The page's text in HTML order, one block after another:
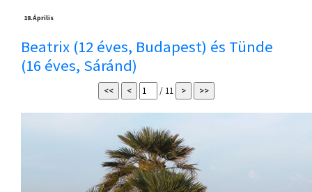
18.Április
Beatrix (12 éves, Budapest) és Tünde
(16 éves, Sáránd)
/ 11